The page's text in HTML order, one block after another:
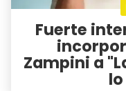
Fuerte
Zampini a